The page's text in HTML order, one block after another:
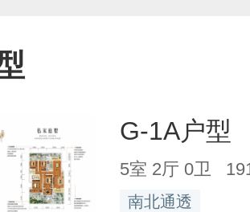
G-1A户型
5室 2厅 0卫
南北通透